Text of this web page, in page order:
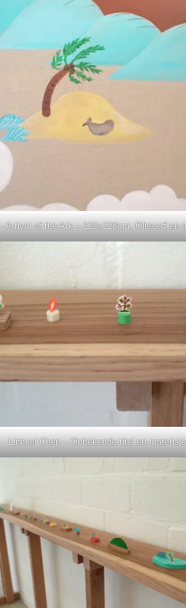
Arrival of the Ark – 120x220cm, Olieverf en
Linhuei Chen – Onbekende titel en